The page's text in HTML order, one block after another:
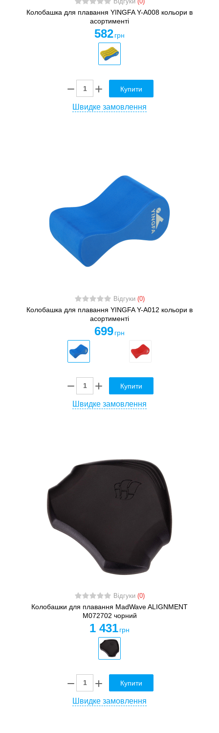
Відгуки (0)
Колобашка для плавання YINGFA Y-A008 кольори в
асортименті
582 грн
Купити
Швидке замовлення
Відгуки (0)
Колобашка для плавання YINGFA Y-A012 кольори в
асортименті
699 грн
Купити
Швидке замовлення
Відгуки (0)
Колобашки для плавання MadWave ALIGNMENT
M072702 чорний
1 431 грн
Купити
Швидке замовлення